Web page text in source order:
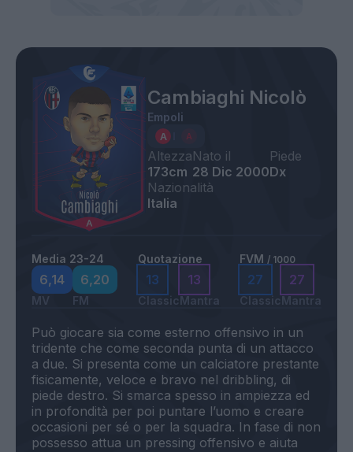
Cambiaghi Nicolò
Empoli
Altezza
173cm
Nato il
28 Dic 2000
Piede
Dx
Nazionalità
Italia
Media 23-24
6,14
MV
6,20
FM
Quotazione
13
Classic
13
Mantra
FVM / 1000
27
Classic
27
Mantra
Può giocare sia come esterno offensivo in un
tridente che come seconda punta di un attacco
a due. Si presenta come un calciatore prestante
fisicamente, veloce e bravo nel dribbling, di
piede destro. Si smarca spesso in ampiezza ed
in profondità per poi puntare l’uomo e creare
occasioni per sé o per la squadra. In fase di non
possesso attua un pressing offensivo e aiuta